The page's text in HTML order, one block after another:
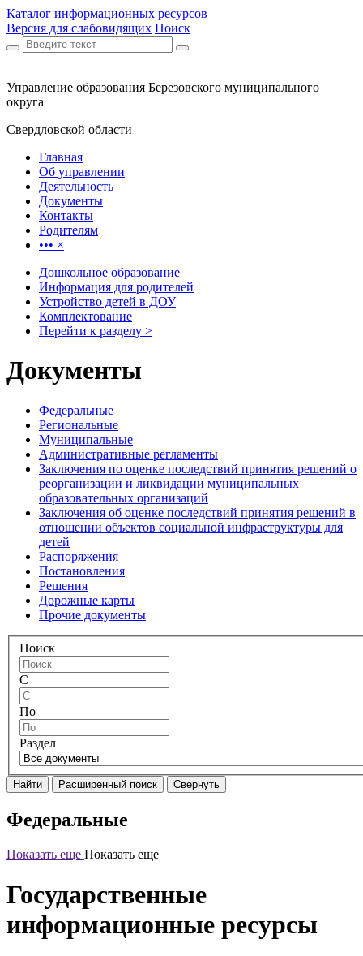
Каталог информационных ресурсов
Версия для слабовидящих Поиск
Управление образования Березовского муниципального
округа
Свердловской области
Главная
Об управлении
Деятельность
Документы
Контакты
Родителям
••• ×
Дошкольное образование
Информация для родителей
Устройство детей в ДОУ
Комплектование
Перейти к разделу >
Документы
Федеральные
Региональные
Муниципальные
Административные регламенты
Заключения по оценке последствий принятия решений о
реорганизации и ликвидации муниципальных
образовательных организаций
Заключения об оценке последствий принятия решений в
отношении объектов социальной инфраструктуры для
детей
Распоряжения
Постановления
Решения
Дорожные карты
Прочие документы
Поиск
С
По
Раздел
Найти Расширенный поиск Свернуть
Федеральные
Показать еще Показать еще
Государственные
информационные ресурсы